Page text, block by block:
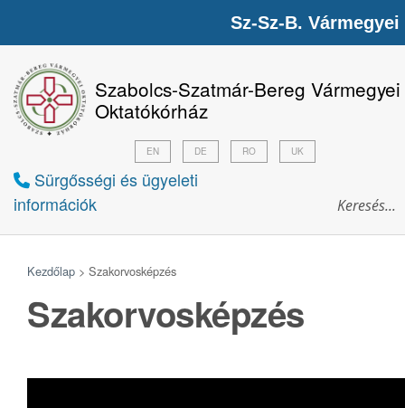
Szabolcs-Szatmár-Bereg Vármegyei
Oktatókórház
Sürgősségi és ügyeleti
információk
EN DE RO UK
Kezdőlap > Szakorvosképzés
Szakorvosképzés
Sz-Sz-B.